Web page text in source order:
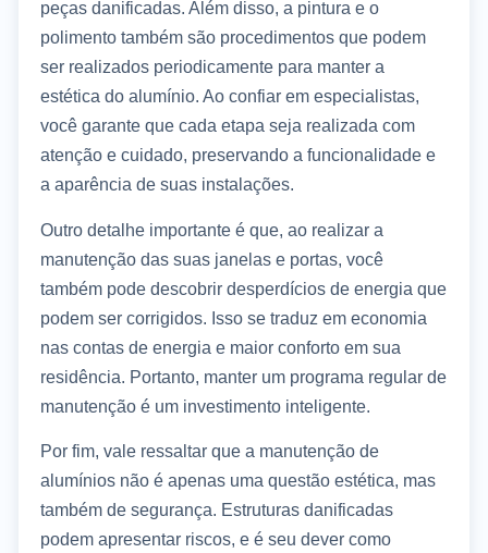
peças danificadas. Além disso, a pintura e o
polimento também são procedimentos que podem
ser realizados periodicamente para manter a
estética do alumínio. Ao confiar em especialistas,
você garante que cada etapa seja realizada com
atenção e cuidado, preservando a funcionalidade e
a aparência de suas instalações.
Outro detalhe importante é que, ao realizar a
manutenção das suas janelas e portas, você
também pode descobrir desperdícios de energia que
podem ser corrigidos. Isso se traduz em economia
nas contas de energia e maior conforto em sua
residência. Portanto, manter um programa regular de
manutenção é um investimento inteligente.
Por fim, vale ressaltar que a manutenção de
alumínios não é apenas uma questão estética, mas
também de segurança. Estruturas danificadas
podem apresentar riscos, e é seu dever como